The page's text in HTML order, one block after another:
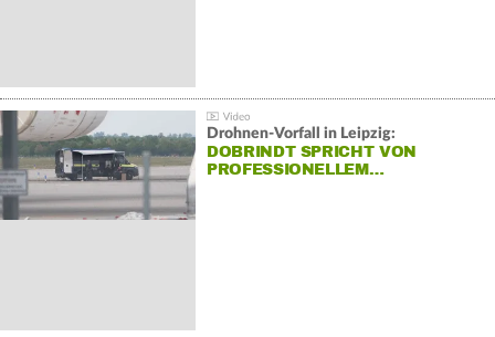
Drohnen-Vorfall in Leipzig:
DOBRINDT SPRICHT VON
PROFESSIONELLEM…